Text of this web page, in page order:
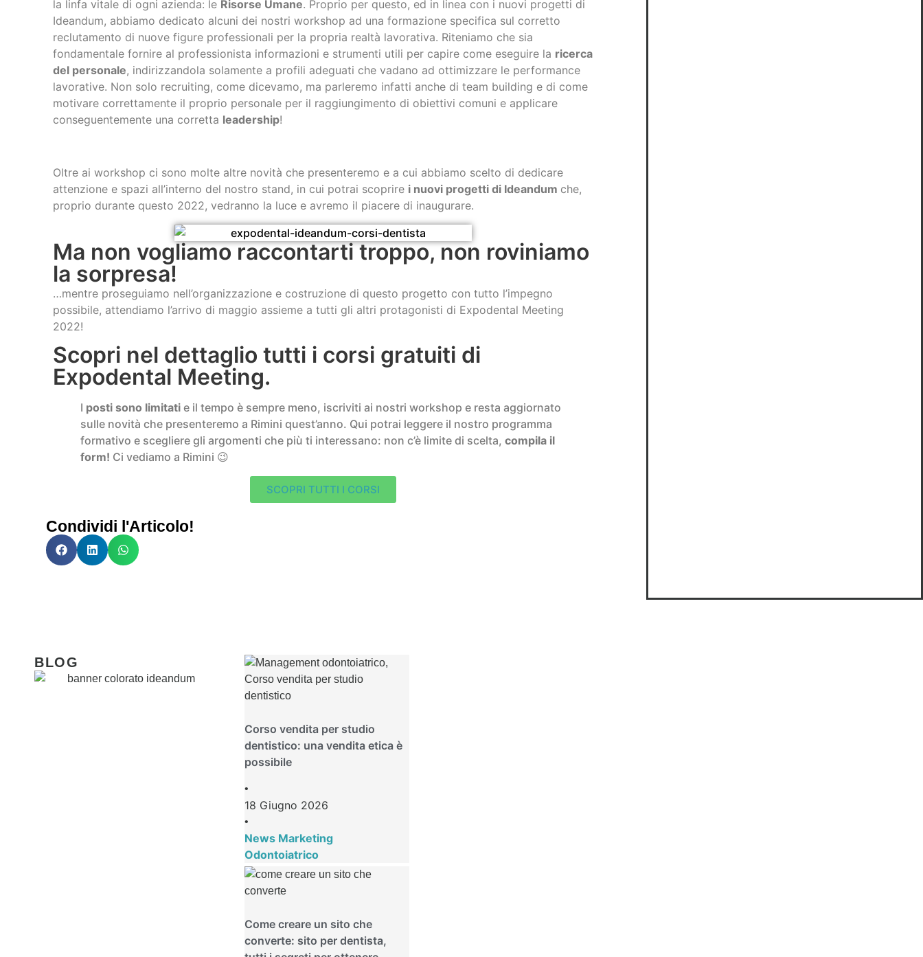
la linfa vitale di ogni azienda: le Risorse Umane. Proprio per questo, ed in linea con i nuovi progetti di
Ideandum, abbiamo dedicato alcuni dei nostri workshop ad una formazione specifica sul corretto
reclutamento di nuove figure professionali per la propria realtà lavorativa. Riteniamo che sia
fondamentale fornire al professionista informazioni e strumenti utili per capire come eseguire la ricerca
del personale, indirizzandola solamente a profili adeguati che vadano ad ottimizzare le performance
lavorative. Non solo recruiting, come dicevamo, ma parleremo infatti anche di team building e di come
motivare correttamente il proprio personale per il raggiungimento di obiettivi comuni e applicare
conseguentemente una corretta leadership!
Oltre ai workshop ci sono molte altre novità che presenteremo e a cui abbiamo scelto di dedicare
attenzione e spazi all’interno del nostro stand, in cui potrai scoprire i nuovi progetti di Ideandum che,
proprio durante questo 2022, vedranno la luce e avremo il piacere di inaugurare.
Ma non vogliamo raccontarti troppo, non roviniamo
la sorpresa!
…mentre proseguiamo nell’organizzazione e costruzione di questo progetto con tutto l’impegno
possibile, attendiamo l’arrivo di maggio assieme a tutti gli altri protagonisti di Expodental Meeting
2022!
Scopri nel dettaglio tutti i corsi gratuiti di
Expodental Meeting.
I posti sono limitatie il tempo è sempre meno, iscriviti ai nostri workshop e resta aggiornato
sulle novità che presenteremo a Rimini quest’anno. Qui potrai leggere il nostro programma
formativo e scegliere gli argomenti che più ti interessano: non c’è limite di scelta,compila il
form! Ci vediamo a Rimini 😉
SCOPRI TUTTI I CORSI
Condividi l'Articolo!
BLOG
Corso vendita per studio
dentistico: una vendita etica è
possibile
•
18 Giugno 2026
•
News Marketing
Odontoiatrico
Come creare un sito che
converte: sito per dentista,